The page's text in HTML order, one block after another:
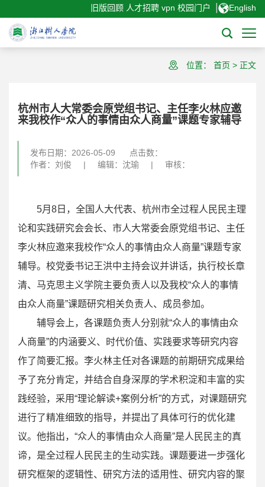
旧版回顾 人才招聘 vpn 校园门户 English
位置： 首页 > 正文
杭州市人大常委会原党组书记、主任李火林应邀
来我校作“众人的事情由众人商量”课题专家辅导
发布日期：2026-05-09
点击数：
作者：刘俊
| 编辑：沈瑜 | 审核：
5月8日，全国人大代表、杭州市全过程人民民主理
论和实践研究会会长、市人大常委会原党组书记、主任
李火林应邀来我校作“众人的事情由众人商量”课题专家
辅导。校党委书记王洪中主持会议并讲话，执行校长章
清、马克思主义学院主要负责人以及我校“众人的事情
由众人商量”课题研究相关负责人、成员参加。
辅导会上，各课题负责人分别就“众人的事情由众
人商量”的内涵要义、时代价值、实践要求等研究内容
作了简要汇报。李火林主任对各课题的前期研究成果给
予了充分肯定，并结合自身深厚的学术积淀和丰富的实
践经验，采用“理论解读+案例分析”的方式，对课题研究
进行了精准细致的指导，并提出了具体可行的优化建
议。他指出，“众人的事情由众人商量”是人民民主的真
谛，是全过程人民民主的生动实践。课题要进一步强化
研究框架的逻辑性、研究方法的适用性、研究内容的聚